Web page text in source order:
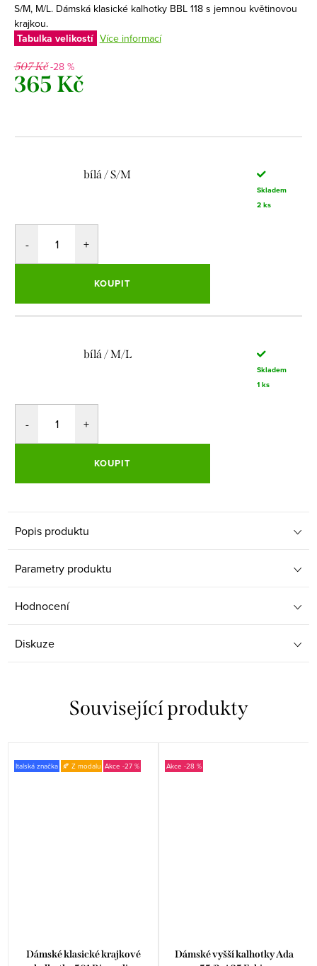
S/M, M/L. Dámská klasické kalhotky BBL 118 s jemnou květinovou
krajkou.
Tabulka velikostí Více informací
507 Kč-28 %
365 Kč
bílá / S/M
Skladem
2 ks
KOUPIT
bílá / M/L
Skladem
1 ks
KOUPIT
Popis produktu
Parametry produktu
Hodnocení
Diskuze
Související produkty
Italská značka 🍂 Z modalu -27 %
Dámské klasické krajkové
-28 %
Dámské vyšší kalhotky Ada